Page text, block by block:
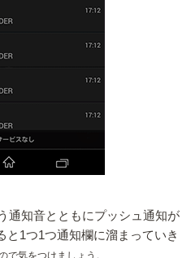
通知音とともにプッシュ通知が
と1つ1つ通知欄に溜まっていき
で気をつけましょう。